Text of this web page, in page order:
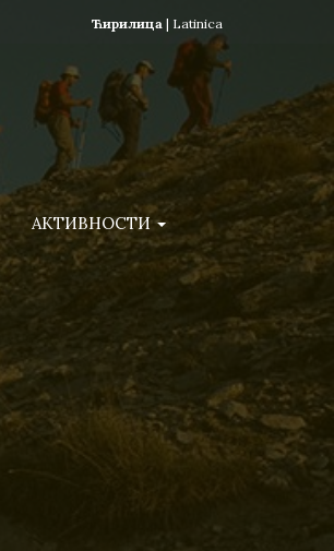
Ћирилица | Latinica
АКТИВНОСТИ